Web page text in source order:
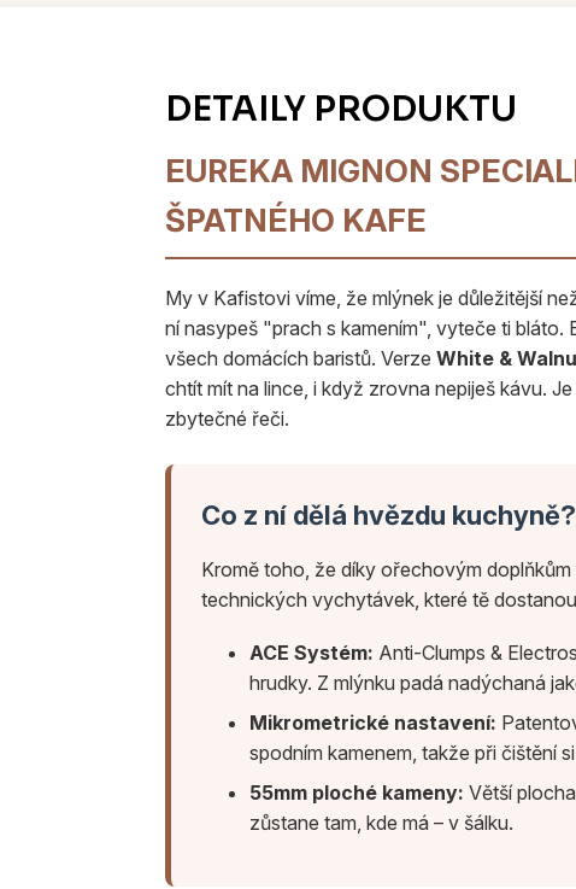
EUREKA MIGNON
ŠPATNÉHO KAFE
My v Kafistovi víme, že mlýnek je důležitější
ní nasypeš "prach s kamením", vyteče ti
všech domácích baristů. Verze White &
chtít mít na lince, i když zrovna nepiješ kávu.
zbytečné řeči.
Co z ní dělá hvězdu kuchyně?
Kromě toho, že díky ořechovým
technických vychytávek, které tě
ACE Systém: Anti-Clumps &
hrudky. Z mlýnku padá nadýchaná
Mikrometrické nastavení:
spodním kamenem, takže při čištění
55mm ploché kameny: Větší
zůstane tam, kde má – v šálku.